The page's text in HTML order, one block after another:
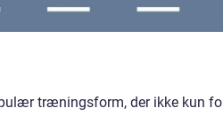
træningsform, der ikke kun